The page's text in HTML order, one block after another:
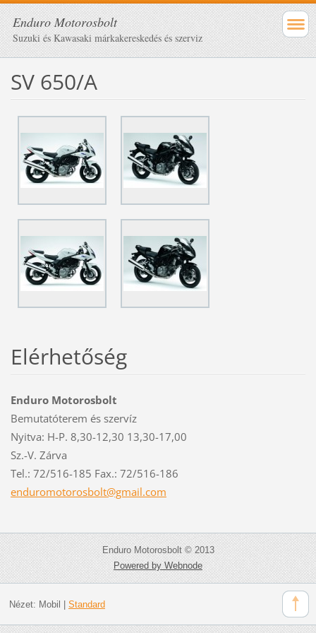
Enduro Motorosbolt
Suzuki és Kawasaki márkakereskedés és szerviz
SV 650/A
Elérhetőség
Enduro Motorosbolt
Bemutatóterem és szervíz
Nyitva: H-P. 8,30-12,30 13,30-17,00
Sz.-V. Zárva
Tel.: 72/516-185 Fax.: 72/516-186
enduromotorosbolt@gmail.com
Enduro Motorosbolt © 2013
Powered by Webnode
Nézet: Mobil Standard